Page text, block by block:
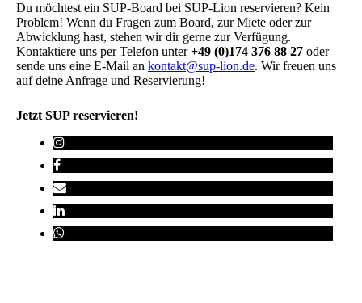
Du möchtest ein SUP-Board bei SUP-Lion reservieren? Kein
Problem! Wenn du Fragen zum Board, zur Miete oder zur
Abwicklung hast, stehen wir dir gerne zur Verfügung.
Kontaktiere uns per Telefon unter+49 (0)174 376 88 27 oder
sende uns eine E-Mail an kontakt@sup-lion.de. Wir freuen uns
auf deine Anfrage und Reservierung!
Jetzt SUP reservieren!